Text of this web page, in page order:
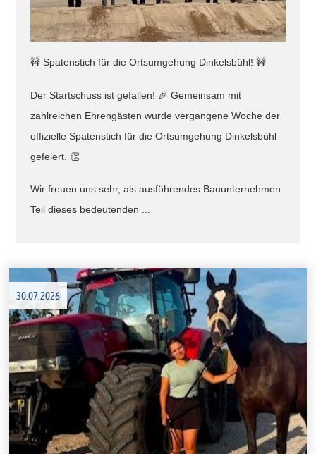
🚧 Spatenstich für die Ortsumgehung Dinkelsbühl! 🚧
Der Startschuss ist gefallen! 🎉 Gemeinsam mit
zahlreichen Ehrengästen wurde vergangene Woche der
offizielle Spatenstich für die Ortsumgehung Dinkelsbühl
gefeiert. 👏
Wir freuen uns sehr, als ausführendes Bauunternehmen
Teil dieses bedeutenden ...
30.07.2026